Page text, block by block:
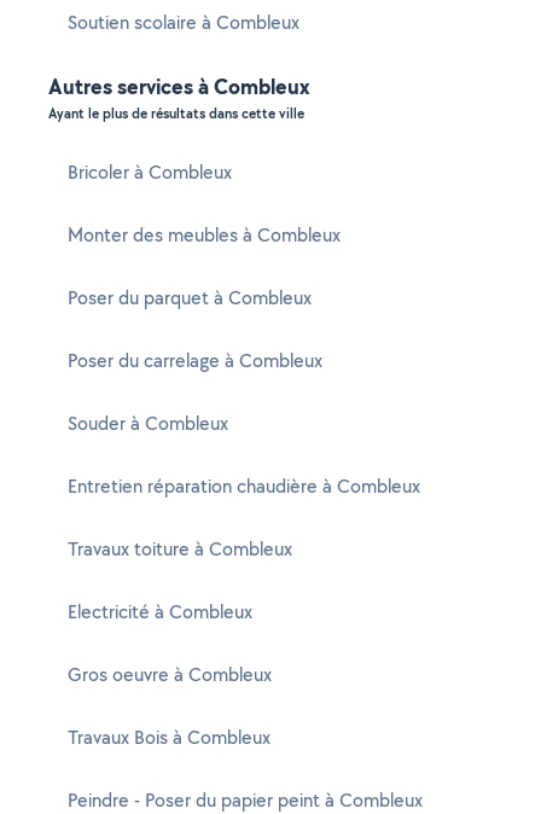
Soutien scolaire à Combleux
Autres services à Combleux
Ayant le plus de résultats dans cette ville
Bricoler à Combleux
Monter des meubles à Combleux
Poser du parquet à Combleux
Poser du carrelage à Combleux
Souder à Combleux
Entretien réparation chaudière à Combleux
Travaux toiture à Combleux
Electricité à Combleux
Gros oeuvre à Combleux
Travaux Bois à Combleux
Peindre - Poser du papier peint à Combleux